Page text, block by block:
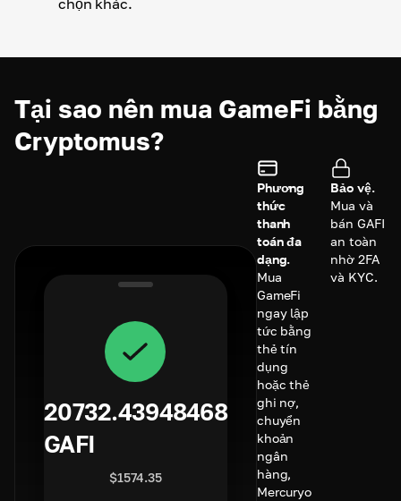
chọn khác.
Tại sao nên mua GameFi bằng
Cryptomus?
20732.43948468
GAFI
$1574.35
Phương
thức
thanh
toán đa
dạng.
Mua
GameFi
ngay lập
tức bằng
thẻ tín
dụng
hoặc thẻ
ghi nợ,
chuyển
khoản
ngân
hàng,
Mercuryo
Bảo vệ.
Mua và
bán GAFI
an toàn
nhờ 2FA
và KYC.